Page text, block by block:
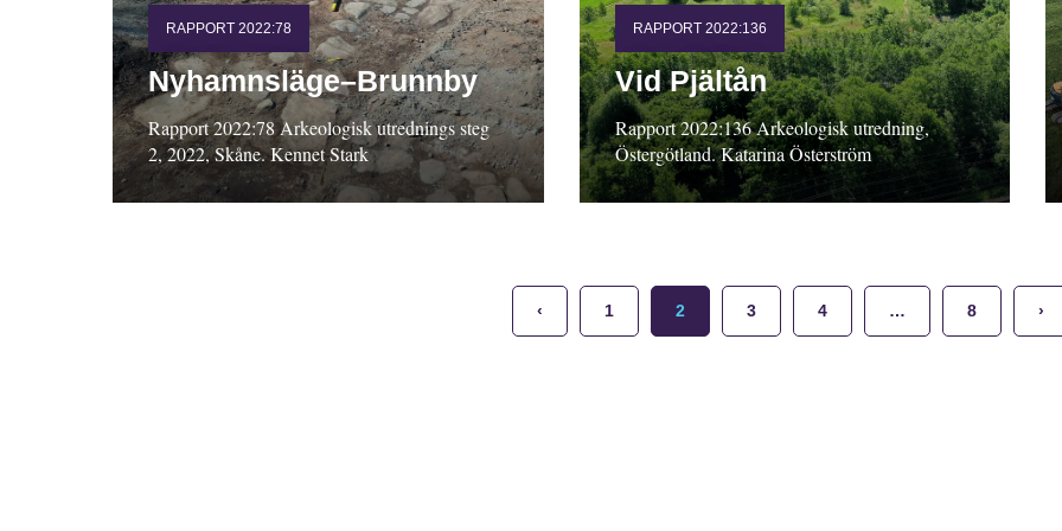
RAPPORT 2022:78
Nyhamnsläge–Brunnby
Rapport 2022:78 Arkeologisk utrednings steg
2, 2022, Skåne. Kennet Stark
RAPPORT 2022:136
Vid Pjältån
Rapport 2022:136 Arkeologisk utredning,
Östergötland. Katarina Österström
‹ 1 2 3 4 … 8 ›